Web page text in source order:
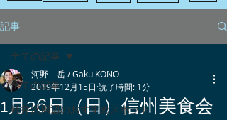
記事
全ての記事
軽井沢周辺のおすすめスポット
全ての記事
1月26日（日）信州美食会
河野 岳 / Gaku KONO
2019年12月15日 読了時間: 1分